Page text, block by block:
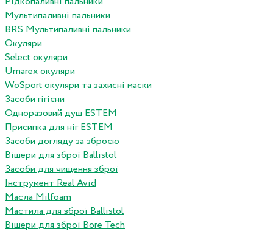
Мультипаливні пальники
BRS Мультипаливні пальники
Окуляри
Select окуляри
Umarex окуляри
WoSport окуляри та захисні маски
Засоби гігієни
Одноразовий душ ESTEM
Присипка для ніг ESTEM
Засоби догляду за зброєю
Вішери для зброї Ballistol
Засоби для чищення зброї
Інструмент Real Avid
Масла Milfoam
Мастила для зброї Ballistol
Вішери для зброї Bore Tech